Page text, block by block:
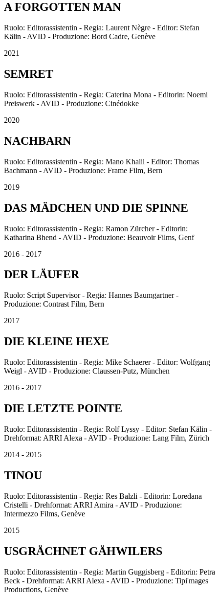
A FORGOTTEN MAN
Ruolo: Editorassistentin - Regia: Laurent Nègre - Editor: Stefan
Kälin - AVID - Produzione: Bord Cadre, Genève
2021
SEMRET
Ruolo: Editorassistentin - Regia: Caterina Mona - Editorin: Noemi
Preiswerk - AVID - Produzione: Cinédokke
2020
NACHBARN
Ruolo: Editorassistentin - Regia: Mano Khalil - Editor: Thomas
Bachmann - AVID - Produzione: Frame Film, Bern
2019
DAS MÄDCHEN UND DIE SPINNE
Ruolo: Editorassistentin - Regia: Ramon Zürcher - Editorin:
Katharina Bhend - AVID - Produzione: Beauvoir Films, Genf
2016 - 2017
DER LÄUFER
Ruolo: Script Supervisor - Regia: Hannes Baumgartner -
Produzione: Contrast Film, Bern
2017
DIE KLEINE HEXE
Ruolo: Editorassistentin - Regia: Mike Schaerer - Editor: Wolfgang
Weigl - AVID - Produzione: Claussen-Putz, München
2016 - 2017
DIE LETZTE POINTE
Ruolo: Editorassistentin - Regia: Rolf Lyssy - Editor: Stefan Kälin -
Drehformat: ARRI Alexa - AVID - Produzione: Lang Film, Zürich
2014 - 2015
TINOU
Ruolo: Editorassistentin - Regia: Res Balzli - Editorin: Loredana
Cristelli - Drehformat: ARRI Amira - AVID - Produzione:
Intermezzo Films, Genève
2015
USGRÄCHNET GÄHWILERS
Ruolo: Editorassistentin - Regia: Martin Guggisberg - Editorin: Petra
Beck - Drehformat: ARRI Alexa - AVID - Produzione: Tipi'mages
Productions, Genève